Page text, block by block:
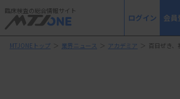
臨床検査の総合情報サイト
ログイン 会員
MTJONEトップ ＞ 業界ニュース ＞ アカデミア ＞ 百日ぜき